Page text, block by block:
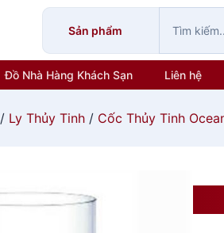
Sản phẩm
Đồ Nhà Hàng Khách Sạn Liên hệ
/ Ly Thủy Tinh / Cốc Thủy Tinh